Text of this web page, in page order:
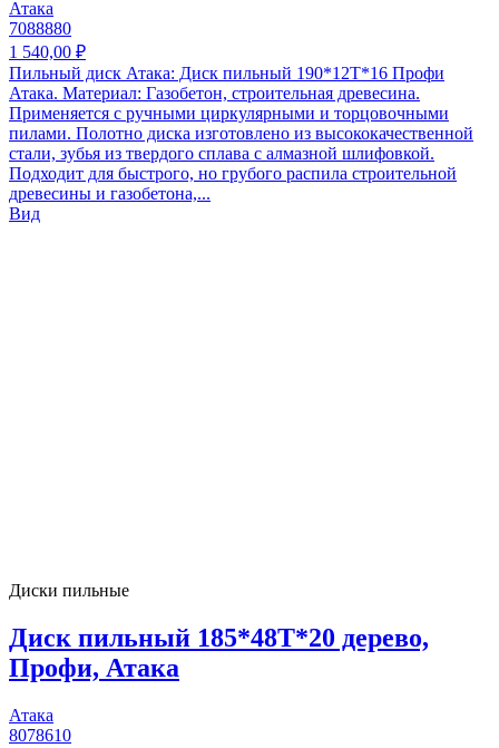
Атака
7088880
1 540,00 ₽
Пильный диск Атака: Диск пильный 190*12T*16 Профи
Атака. Материал: Газобетон, строительная древесина.
Применяется с ручными циркулярными и торцовочными
пилами. Полотно диска изготовлено из высококачественной
стали, зубья из твердого сплава с алмазной шлифовкой.
Подходит для быстрого, но грубого распила строительной
древесины и газобетона,...
Вид
Диски пильные
Диск пильный 185*48T*20 дерево,
Профи, Атака
Атака
8078610